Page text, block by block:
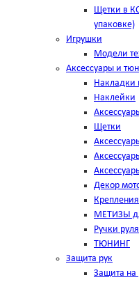
Щетки в
упаковке)
Игрушки
Модели
Аксессуары и
Накладки
Наклейки
Щетки
Декор
МЕТИЗЫ
Ручки руля
ТЮНИНГ
Защита рук
Защита на